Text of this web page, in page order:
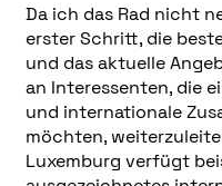
Da ich das Rad nicht
erster Schritt, die
und das aktuelle
an Interessenten, die
und internationale
möchten,
Luxemburg verfügt